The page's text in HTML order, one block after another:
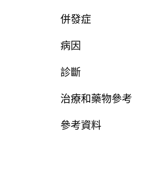
併發症
病因
診斷
治療和藥物參考
參考資料